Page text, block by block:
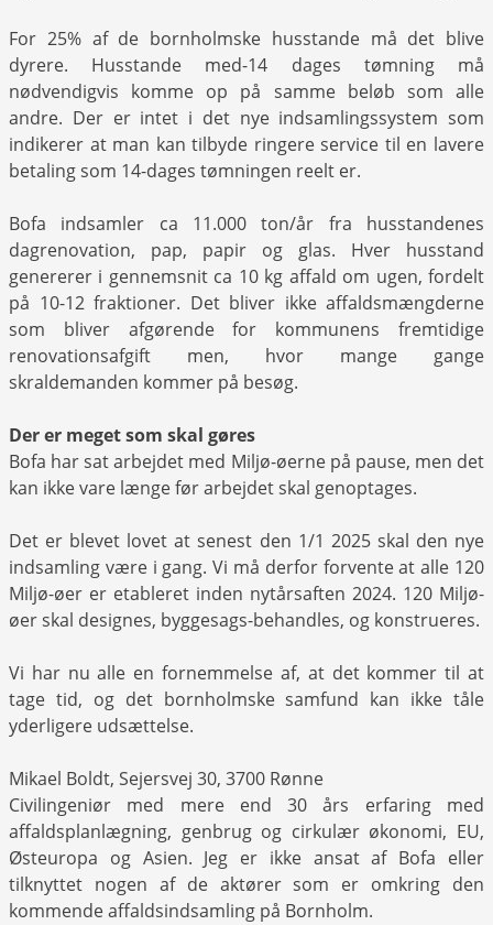
For 25% af de bornholmske husstande må det blive
dyrere. Husstande med-14 dages tømning må
nødvendigvis komme op på samme beløb som alle
andre. Der er intet i det nye indsamlingssystem som
indikerer at man kan tilbyde ringere service til en lavere
betaling som 14-dages tømningen reelt er.
Bofa indsamler ca 11.000 ton/år fra husstandenes
dagrenovation, pap, papir og glas. Hver husstand
genererer i gennemsnit ca 10 kg affald om ugen, fordelt
på 10-12 fraktioner. Det bliver ikke affaldsmængderne
som bliver afgørende for kommunens fremtidige
renovationsafgift men, hvor mange gange
skraldemanden kommer på besøg.
Der er meget som skal gøres
Bofa har sat arbejdet med Miljø-øerne på pause, men det
kan ikke vare længe før arbejdet skal genoptages.
Det er blevet lovet at senest den 1/1 2025 skal den nye
indsamling være i gang. Vi må derfor forvente at alle 120
Miljø-øer er etableret inden nytårsaften 2024. 120 Miljø-
øer skal designes, byggesags-behandles, og konstrueres.
Vi har nu alle en fornemmelse af, at det kommer til at
tage tid, og det bornholmske samfund kan ikke tåle
yderligere udsættelse.
Mikael Boldt, Sejersvej 30, 3700 Rønne
Civilingeniør med mere end 30 års erfaring med
affaldsplanlægning, genbrug og cirkulær økonomi, EU,
Østeuropa og Asien. Jeg er ikke ansat af Bofa eller
tilknyttet nogen af de aktører som er omkring den
kommende affaldsindsamling på Bornholm.